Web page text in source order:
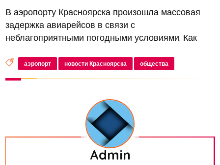
В аэропорту Красноярска произошла массовая
задержка авиарейсов в связи с
неблагоприятными погодными условиями. Как
аэропорта, густой туман накрыл город в пятницу,
13 сентября, что значительно осложнило работу...
аэропорт новости Красноярска общества
Admin